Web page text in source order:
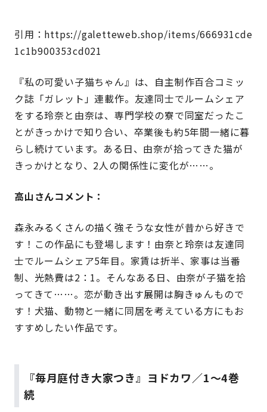
引用：https://galetteweb.shop/items/666931cde
1c1b900353cd021
『私の可愛い子猫ちゃん』は、自主制作百合コミッ
ク誌「ガレット」連載作。友達同士でルームシェア
をする玲奈と由奈は、専門学校の寮で同室だったこ
とがきっかけで知り合い、卒業後も約5年間一緒に暮
らし続けています。ある日、由奈が拾ってきた猫が
きっかけとなり、2人の関係性に変化が……。
高山さんコメント：
森永みるくさんの描く強そうな女性が昔から好きで
す！この作品にも登場します！由奈と玲奈は友達同
士でルームシェア5年目。家賃は折半、家事は当番
制、光熱費は2：1。そんなある日、由奈が子猫を拾
ってきて……。恋が動き出す展開は胸きゅんもので
す！犬猫、動物と一緒に同居を考えている方にもお
すすめしたい作品です。
『毎月庭付き大家つき』ヨドカワ／1〜4巻
続